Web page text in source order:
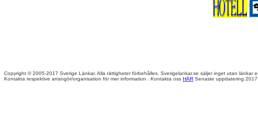
Copyright © 2005-2017 Sverige Länkar, Alla rättigheter förbehålles. Sverigelankar.se säljer inget utan länkar
Kontakta respektive arrangör/organisation för mer information . Kontakta oss HÄR Senaste uppdatering